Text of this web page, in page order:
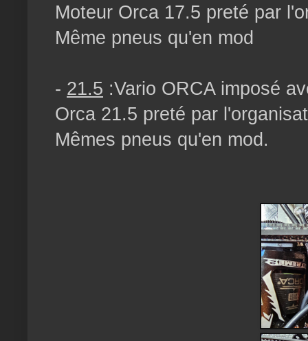
Moteur Orca 17.5 preté par
Même pneus qu'en mod
- 21.5 :Vario ORCA imposé
Orca 21.5 preté par
Mêmes pneus qu'en mod.